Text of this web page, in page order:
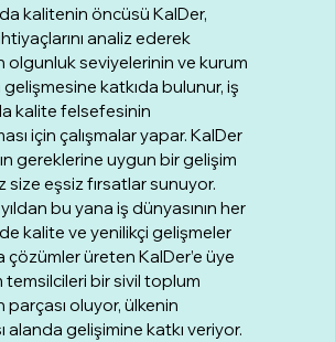
kalitenin öncüsü KalDer,
analiz ederek
olgunluk seviyelerinin ve kurum
katkıda bulunur, iş
kalite felsefesinin
için çalışmalar yapar. KalDer
gereklerine uygun bir gelişim
size eşsiz fırsatlar sunuyor.
bu yana iş dünyasının her
kalite ve yenilikçi gelişmeler
üreten KalDer’e üye
temsilcileri bir sivil toplum
parçası oluyor, ülkenin
alanda gelişimine katkı veriyor.​